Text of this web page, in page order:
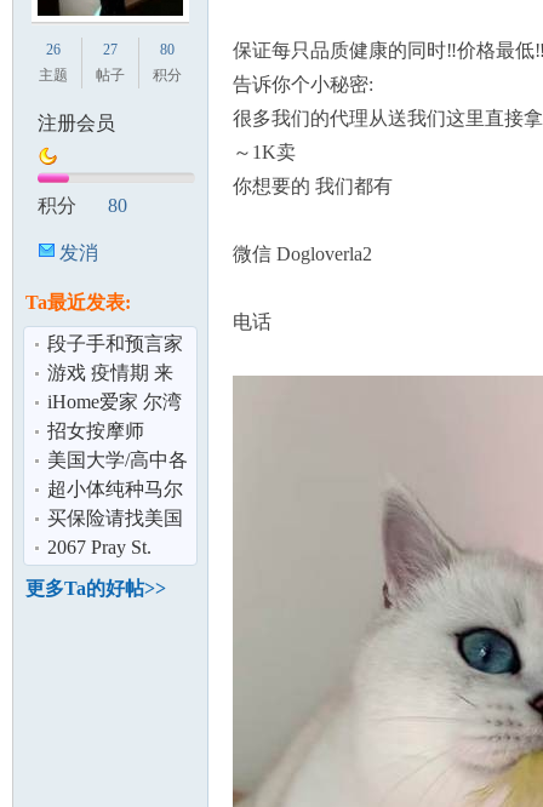
26
主题
27
帖子
80
积分
注册会员
积分 80
发消
Ta最近发表:
段子手和预言家
游戏 疫情期 来
吃鸡啦
iHome爱家 尔湾
高级别墅出租
招女按摩师
美国大学/高中各
类数学课程辅导
(以及SAT/AP
超小体纯种马尔
济斯 现货 可上门
1100
买保险请找美国
老牌大公司——
State Farm!
2067 Pray St.
Fullerton,CA
更多Ta的好帖>>
保证每只品质健康的同时‼️价格最
告诉你个小秘密:
很多我们的代理从送我们这里直接
～1K卖
你想要的 我们都有
微信 Dogloverla2
电话